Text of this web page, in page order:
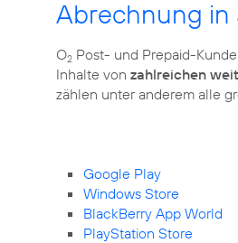
Abrechnung in
O2 Post- und Prepaid-
Inhalte von zahlreichen
zählen unter anderem alle
Google Play
Windows Store
BlackBerry App World
PlayStation Store